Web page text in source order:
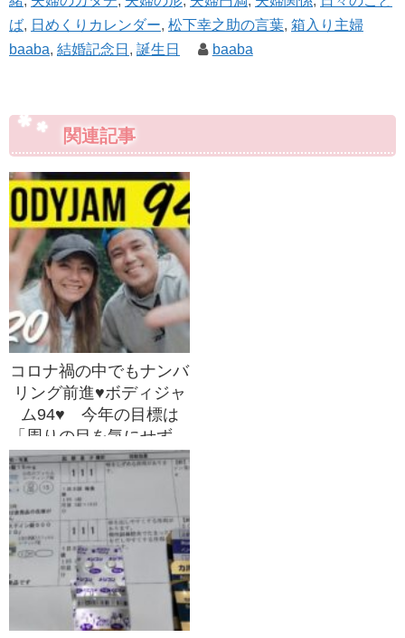
ば, 日めくりカレンダー, 松下幸之助の言葉, 箱入り主婦
baaba, 結婚記念日 , 誕生日 baaba
関連記事
コロナ禍の中でもナンバ
リング前進♥ボディジャ
ム94♥ 今年の目標は
「周りの目を気にせず、
考え過ぎずに我を忘れて
踊ること♪」